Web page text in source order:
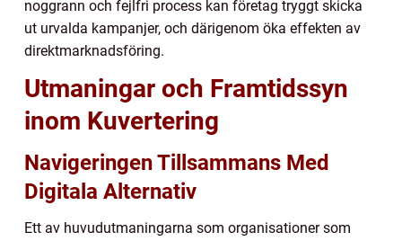
noggrann och fejlfri process kan företag tryggt skicka
ut urvalda kampanjer, och därigenom öka effekten av
direktmarknadsföring.
Utmaningar och Framtidssyn
inom Kuvertering
Navigeringen Tillsammans Med
Digitala Alternativ
Ett av huvudutmaningarna som organisationer som